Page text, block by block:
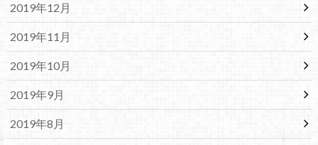
2019年12月
2019年11月
2019年10月
2019年9月
2019年8月